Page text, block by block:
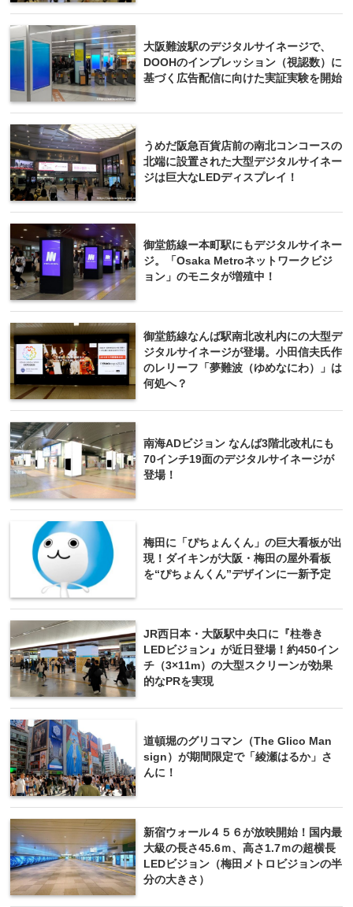
大阪難波駅のデジタルサイネージで、
DOOHのインプレッション（視認数）に
基づく広告配信に向けた実証実験を開始
うめだ阪急百貨店前の南北コンコースの
北端に設置された大型デジタルサイネー
ジは巨大なLEDディスプレイ！
御堂筋線ー本町駅にもデジタルサイネー
ジ。「Osaka Metroネットワークビジ
ョン」のモニタが増殖中！
御堂筋線なんば駅南北改札内にの大型デ
ジタルサイネージが登場。小田信夫氏作
のレリーフ「夢難波（ゆめなにわ）」は
何処へ？
南海ADビジョン なんば3階北改札にも
70インチ19面のデジタルサイネージが
登場！
梅田に「ぴちょんくん」の巨大看板が出
現！ダイキンが大阪・梅田の屋外看板
を“ぴちょんくん”デザインに一新予定
JR西日本・大阪駅中央口に『柱巻き
LEDビジョン』が近日登場！約450イン
チ（3×11m）の大型スクリーンが効果
的なPRを実現
道頓堀のグリコマン（The Glico Man
sign）が期間限定で「綾瀬はるか」さ
んに！
新宿ウォール４５６が放映開始！国内最
大級の長さ45.6ｍ、高さ1.7ｍの超横長
LEDビジョン（梅田メトロビジョンの半
分の大きさ）